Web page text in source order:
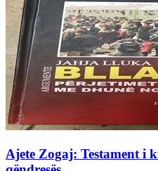
Ajete Zogaj: Testament i